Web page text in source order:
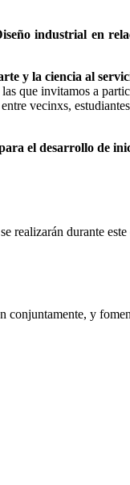
industrial en
y la ciencia al
que invitamos a
vecinxs,
el desarrollo de
realizarán durante
conjuntamente, y